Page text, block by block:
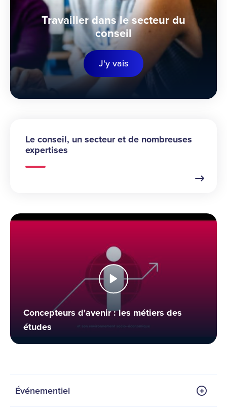
Travailler dans le secteur du
conseil
J'y vais
Le conseil, un secteur et de nombreuses
expertises
Concepteurs d'avenir : les métiers des
études
Événementiel